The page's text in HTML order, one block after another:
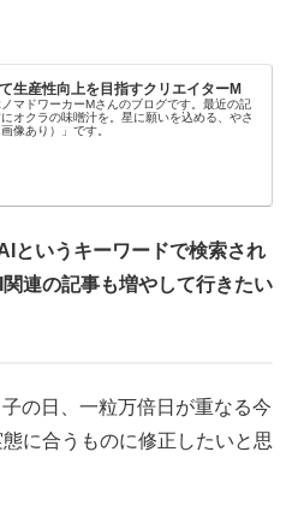
生産性向上を目指すクリエイターM
マドワーカーMさんのブログです。最近の記
オクラの味噌汁を。星に願いを込める、やさ
像あり）」です。
というキーワードで検索され
連の記事も増やして行きたい
の日、一粒万倍日が重なる今
に合うものに修正したいと思